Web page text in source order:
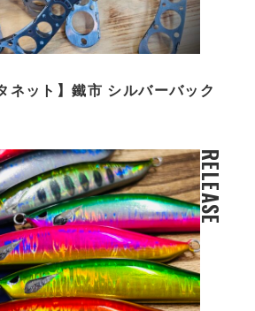
ネット】鐵市 シルバーバック
RELEASE